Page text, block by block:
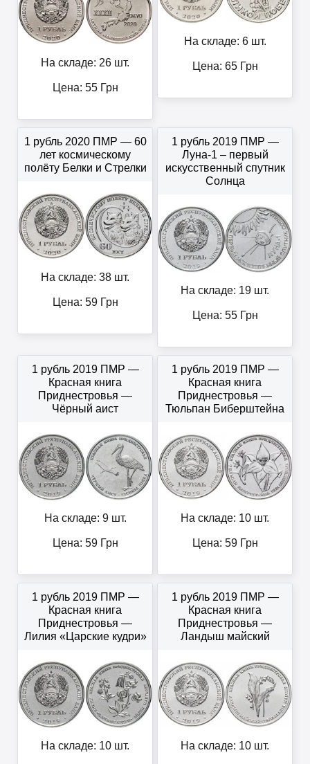
На складе: 26 шт.
Цена: 55Грн
На складе: 6 шт.
Цена: 65Грн
1 рубль 2020 ПМР — 60
лет космическому
полёту Белки и Стрелки
На складе: 38 шт.
Цена: 59Грн
1 рубль 2019 ПМР —
Луна-1 – первый
искусственный спутник
Солнца
На складе: 19 шт.
Цена: 55Грн
1 рубль 2019 ПМР —
Красная книга
Приднестровья —
Чёрный аист
На складе: 9 шт.
Цена: 59Грн
1 рубль 2019 ПМР —
Красная книга
Приднестровья —
Тюльпан Биберштейна
На складе: 10 шт.
Цена: 59Грн
1 рубль 2019 ПМР —
Красная книга
Приднестровья —
Лилия «Царские кудри»
На складе: 10 шт.
1 рубль 2019 ПМР —
Красная книга
Приднестровья —
Ландыш майский
На складе: 10 шт.